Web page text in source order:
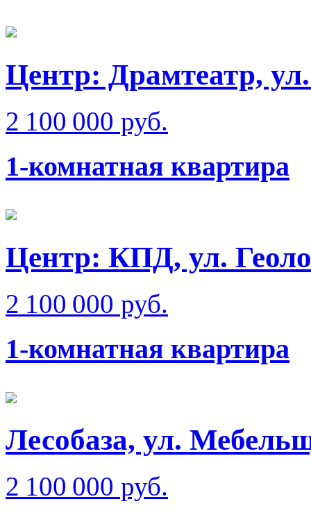
Центр: Драмтеатр,
2 100 000 руб.
1-комнатная квартира
Центр: КПД, ул.
2 100 000 руб.
1-комнатная квартира
Лесобаза, ул.
2 100 000 руб.